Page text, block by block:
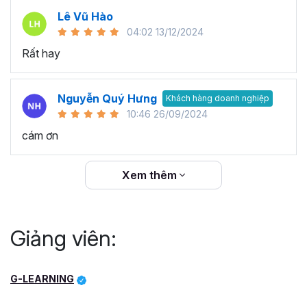
Lê Vũ Hào
04:02 13/12/2024
Rất hay
Nguyễn Quý Hưng Khách hàng doanh nghiệp
10:46 26/09/2024
cám ơn
Xem thêm
Giảng viên:
G-LEARNING